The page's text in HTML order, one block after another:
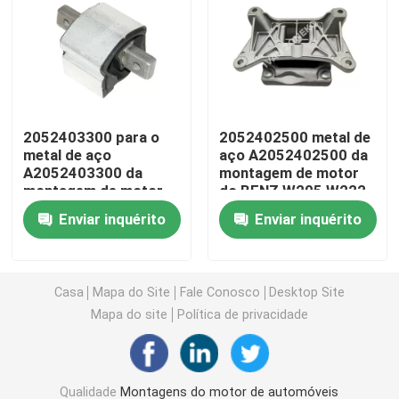
Montagens do motor de automóveis
Suporte de motor traseiro
Suporte de motor de borracha
Suporte de motor de Hyundai
Relação da barra do estabilizador
2052403300 para o
metal de aço
A2052403300 da
montagem de motor
da C-CLASSE W205
do BENZEnviar inquérito
2052402500 metal de
aço A2052402500 da
montagem de motor
do BENZ W205 W222
W213
Enviar inquérito
Casa Mapa do Site Fale Conosco
Desktop Site
Mapa do site
Política de privacidade
Qualidade Montagens do motor de automóveis